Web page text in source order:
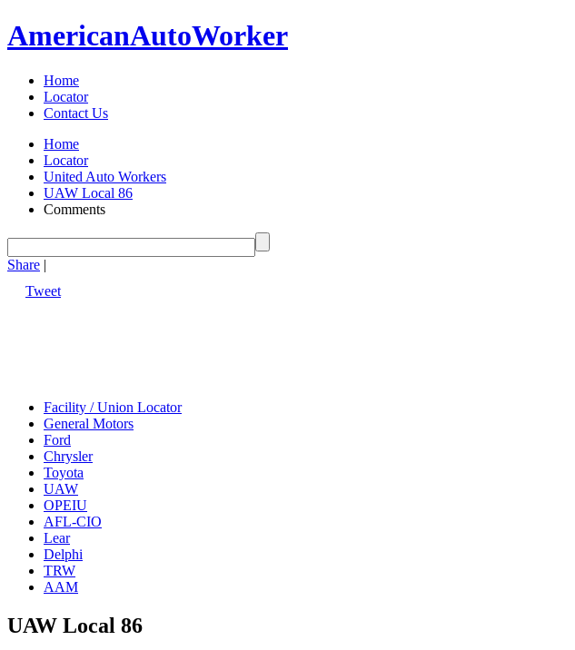
AmericanAutoWorker
Home
Locator
Contact Us
Home
Locator
United Auto Workers
UAW Local 86
Comments
Share |
Tweet
Facility / Union Locator
General Motors
Ford
Chrysler
Toyota
UAW
OPEIU
AFL-CIO
Lear
Delphi
TRW
AAM
UAW Local 86